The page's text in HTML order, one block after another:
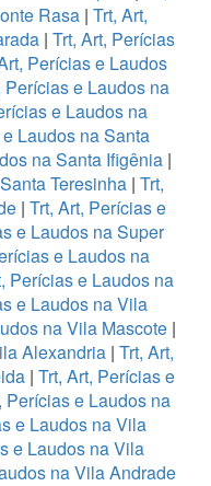
Rasa | Trt, Art,
| Trt, Art, Perícias
Perícias e Laudos
Perícias e Laudos na
e Laudos na
Laudos na Santa
na Santa Ifigênia |
Teresinha | Trt,
| Trt, Art, Perícias e
e Laudos na Super
e Laudos na
Perícias e Laudos na
e Laudos na Vila
na Vila Mascote |
Alexandria| Trt, Art,
| Trt, Art, Perícias e
Perícias e Laudos na
e Laudos na Vila
e Laudos na Vila
na Vila Andrade